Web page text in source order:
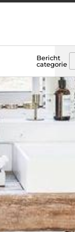
Bericht
categorie